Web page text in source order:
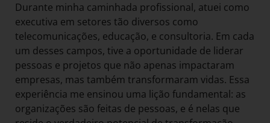
Durante minha caminhada profissional, atuei como
executiva em setores tão diversos como
telecomunicações, educação, e consultoria. Em cada
um desses campos, tive a oportunidade de liderar
pessoas e projetos que não apenas impactaram
empresas, mas também transformaram vidas. Essa
experiência me ensinou uma lição fundamental: as
organizações são feitas de pessoas, e é nelas que